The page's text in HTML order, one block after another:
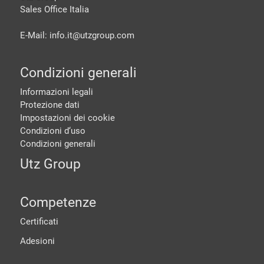
Sales Office Italia
E-Mail: info.it@utzgroup.com
Condizioni generali
Informazioni legali
Protezione dati
Impostazioni dei cookie
Condizioni d‘uso
Condizioni generali
Utz Group
Competenze
Certificati
Adesioni